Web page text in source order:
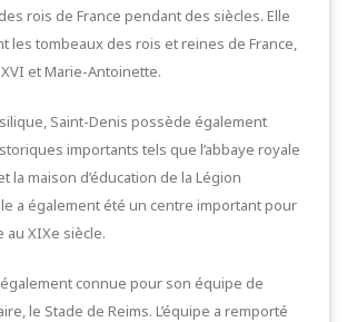
rois de France pendant des siècles. Elle
les tombeaux des rois et reines de France,
et Marie-Antoinette.
Saint-Denis possède également
importants tels que l’abbaye royale
la maison d’éducation de la Légion
a également été un centre important pour
au XIXe siècle.
connue pour son équipe de
le Stade de Reims. L’équipe a remporté